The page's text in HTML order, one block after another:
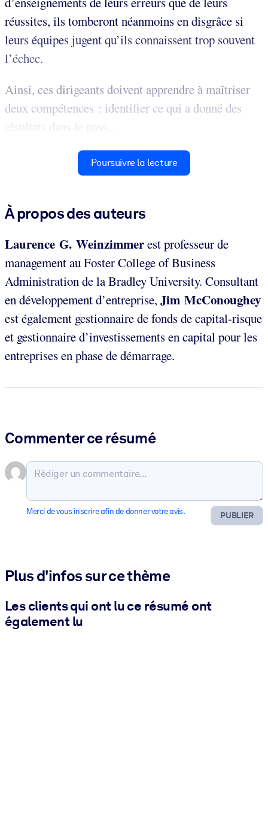
réussites, ils tomberont néanmoins en disgrâce si
leurs équipes jugent qu’ils connaissent trop souvent
l’échec.
Ainsi, ces dirigeants doivent apprendre à maîtriser
deux compétences : identifier ce qui a donné des
résultats dans le pass...
Poursuivre la lecture
À propos des auteurs
Laurence G. Weinzimmerest professeur de
management au Foster College of Business
Administration de la Bradley University. Consultant
en développement d’entreprise, Jim McConoughey
est également gestionnaire de fonds de capital-risque
et gestionnaire d’investissements en capital pour les
entreprises en phase de démarrage.
Commenter ce résumé
PUBLIER
Merci de vous inscrire afin de donner votre avis.
Plus d'infos sur ce thème
Les clients qui ont lu ce résumé ont
également lu